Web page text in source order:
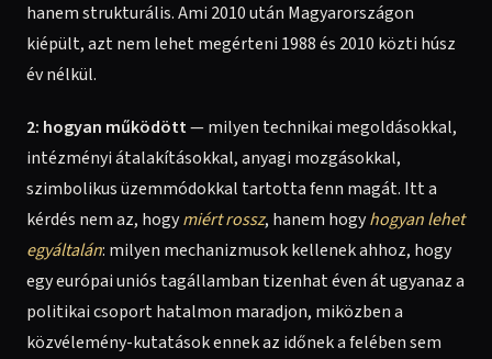
hanem strukturális. Ami 2010 után Magyarországon
kiépült, azt nem lehet megérteni 1988 és 2010 közti húsz
év nélkül.
2: hogyan működött— milyen technikai megoldásokkal,
intézményi átalakításokkal, anyagi mozgásokkal,
szimbolikus üzemmódokkal tartotta fenn magát. Itt a
kérdés nem az, hogymiért rossz, hanem hogyhogyan lehet
egyáltalán: milyen mechanizmusok kellenek ahhoz, hogy
egy európai uniós tagállamban tizenhat éven át ugyanaz a
politikai csoport hatalmon maradjon, miközben a
közvélemény-kutatások ennek az időnek a felében sem